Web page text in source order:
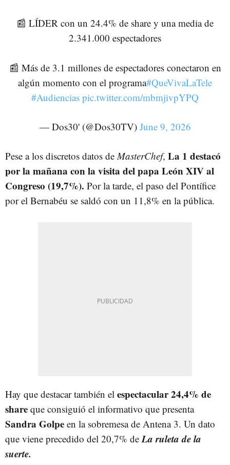
📰 LÍDER con un 24.4% de share y una media de
2.341.000 espectadores
📰 Más de 3.1 millones de espectadores conectaron en
algún momento con el programa#QueVivaLaTele
#Audiencias pic.twitter.com/mbmjivpYPQ
— Dos30' (@Dos30TV) June 9, 2026
Pese a los discretos datos de MasterChef, La 1 destacó
por la mañana con la visita del papa León XIV al
Congreso (19,7%). Por la tarde, el paso del Pontífice
por el Bernabéu se saldó con un 11,8% en la pública.
Hay que destacar también el espectacular 24,4% de
share que consiguió el informativo que presenta
Sandra Golpe en la sobremesa de Antena 3. Un dato
que viene precedido del 20,7% de La ruleta de la
suerte.